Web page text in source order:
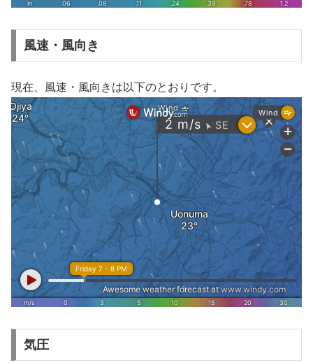
風速・風向き
現在、風速・風向きは以下のとおりです。
気圧